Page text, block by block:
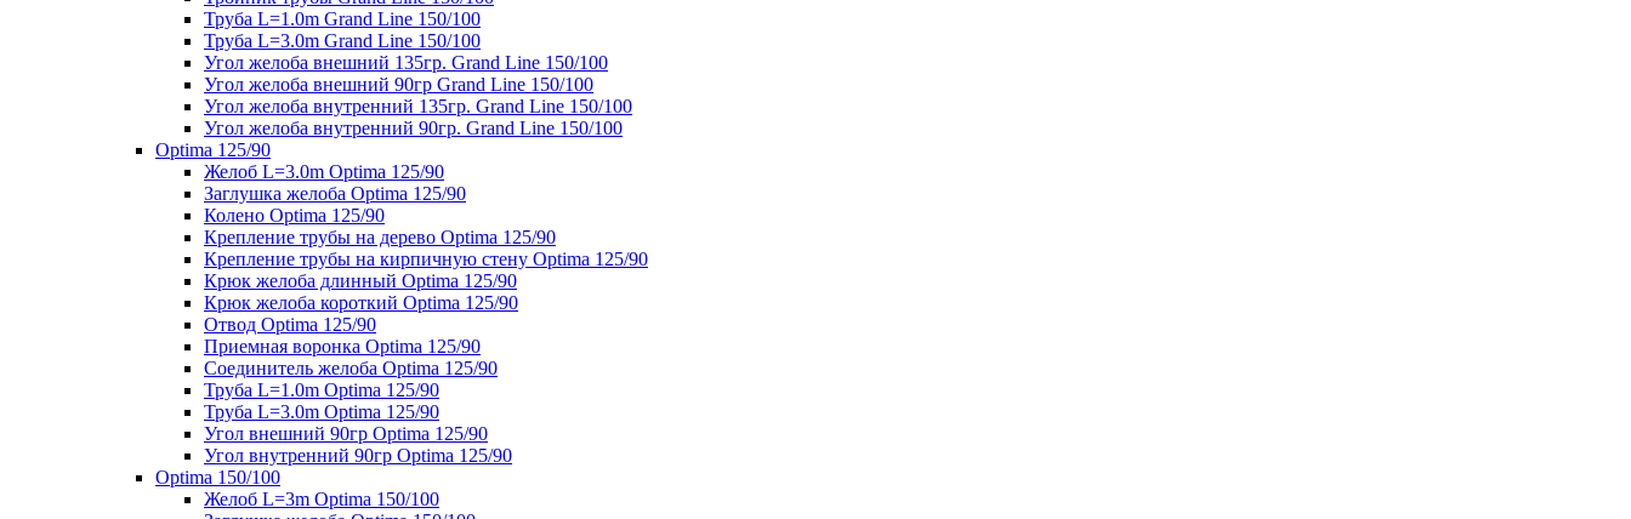
Труба L=1.0m Grand Line 150/100
Труба L=3.0m Grand Line 150/100
Угол желоба внешний 135гр. Grand Line 150/100
Угол желоба внешний 90гр Grand Line 150/100
Угол желоба внутренний 135гр. Grand Line 150/100
Угол желоба внутренний 90гр. Grand Line 150/100
Optima 125/90
Желоб L=3.0m Optima 125/90
Заглушка желоба Optima 125/90
Колено Optima 125/90
Крепление трубы на дерево Optima 125/90
Крепление трубы на кирпичную стену Optima 125/90
Крюк желоба длинный Optima 125/90
Крюк желоба короткий Optima 125/90
Отвод Optima 125/90
Приемная воронка Optima 125/90
Соединитель желоба Optima 125/90
Труба L=1.0m Optima 125/90
Труба L=3.0m Optima 125/90
Угол внешний 90гр Optima 125/90
Угол внутренний 90гр Optima 125/90
Optima 150/100
Желоб L=3m Optima 150/100